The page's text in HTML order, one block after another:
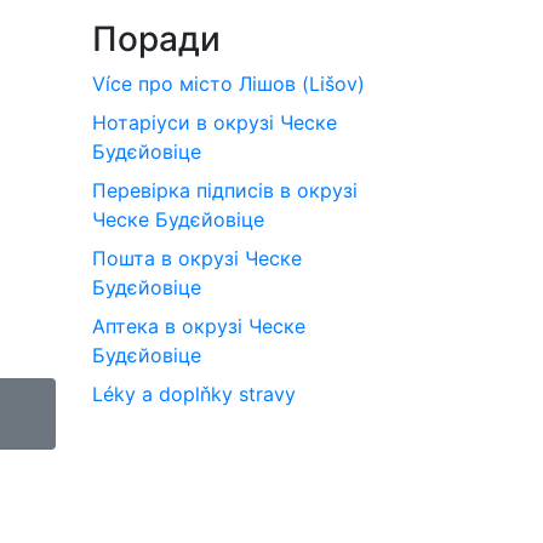
Поради
Více про місто Лішов (Lišov)
Нотаріуси в окрузі Ческе
Будєйовіце
Перевірка підписів в окрузі
Ческе Будєйовіце
Пошта в окрузі Ческе
Будєйовіце
Аптека в окрузі Ческе
Будєйовіце
Léky a doplňky stravy